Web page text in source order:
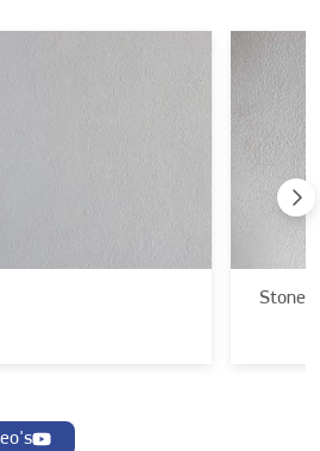
Stone